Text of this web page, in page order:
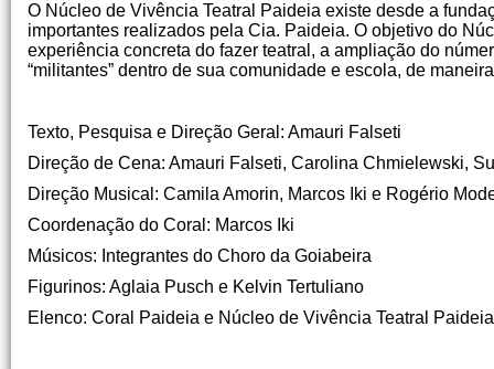
O Núcleo de Vivência Teatral Paideia existe desde a
importantes realizados pela Cia. Paideia. O objetivo do
experiência concreta do fazer teatral, a ampliação do
“militantes” dentro de sua comunidade e escola, de
Texto, Pesquisa e Direção Geral: Amauri Falseti
Direção de Cena: Amauri Falseti, Carolina Chmielewski,
Direção Musical: Camila Amorin, Marcos Iki e Rogério
Coordenação do Coral: Marcos Iki
Músicos: Integrantes do Choro da Goiabeira
Figurinos: Aglaia Pusch e Kelvin Tertuliano
Elenco: Coral Paideia e Núcleo de Vivência Teatral